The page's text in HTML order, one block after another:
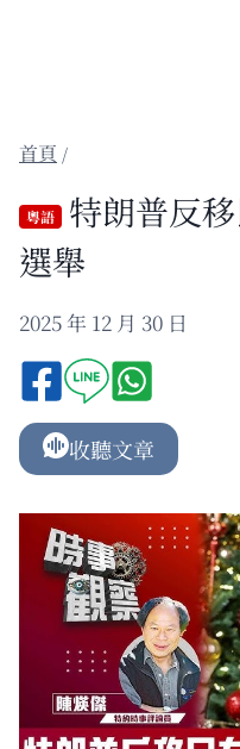
/
粵語
特朗普反
選舉
2025 年 12 月 30 日
收聽文章